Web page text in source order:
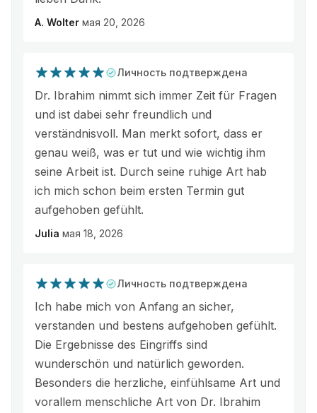
A. Wolter мая 20, 2026
Личность подтверждена
Dr. Ibrahim nimmt sich immer Zeit für Fragen
und ist dabei sehr freundlich und
verständnisvoll. Man merkt sofort, dass er
genau weiß, was er tut und wie wichtig ihm
seine Arbeit ist. Durch seine ruhige Art hab
ich mich schon beim ersten Termin gut
aufgehoben gefühlt.
Julia мая 18, 2026
Личность подтверждена
Ich habe mich von Anfang an sicher,
verstanden und bestens aufgehoben gefühlt.
Die Ergebnisse des Eingriffs sind
wunderschön und natürlich geworden.
Besonders die herzliche, einfühlsame Art und
vorallem menschliche Art von Dr. Ibrahim